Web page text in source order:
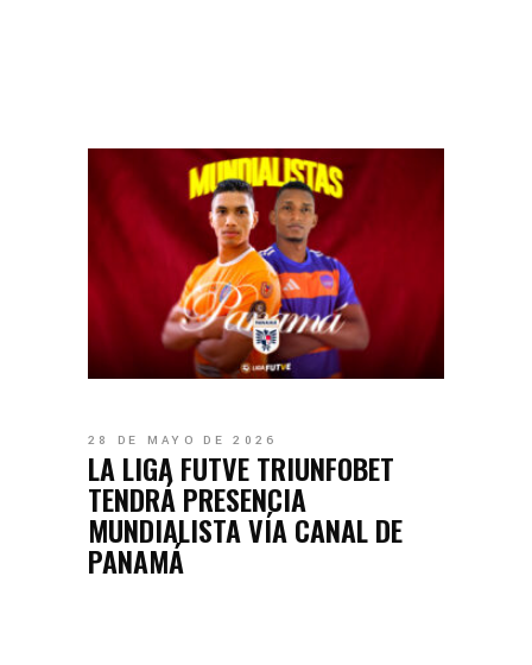
28 DE MAYO DE 2026
LA LIGA FUTVE TRIUNFOBET
TENDRÁ PRESENCIA
MUNDIALISTA VÍA CANAL DE
PANAMÁ